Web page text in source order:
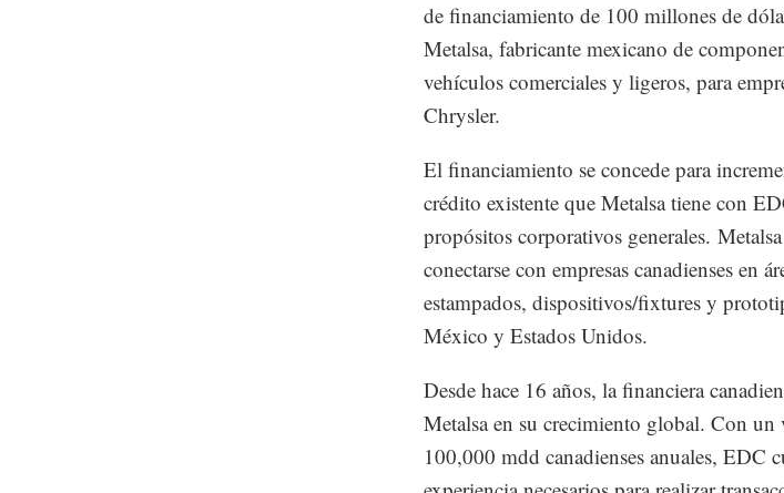
de financiamiento de 100 millones de
Metalsa, fabricante mexicano de
vehículos comerciales y ligeros, para
Chrysler.
El financiamiento se concede para
crédito existente que Metalsa tiene con
propósitos corporativos generales.
conectarse con empresas canadienses en
estampados, dispositivos/fixtures y
México y Estados Unidos.
Desde hace 16 años, la financiera
Metalsa en su crecimiento global. Con un
100,000 mdd canadienses anuales, EDC